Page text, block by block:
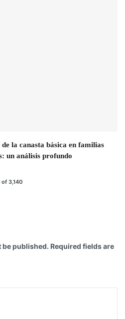
la canasta básica en familias
un análisis profundo
of 3,140
be published. Required fields are